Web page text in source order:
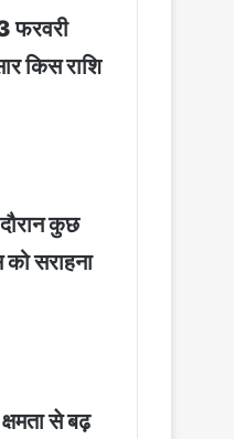
फरवरी
किस राशि
कुछ
सराहना
से बढ़